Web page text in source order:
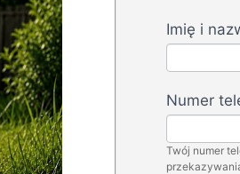
Grass
Trimmer
-
PL
-
Rino
Ads
Imię i
Numer
Twój numer